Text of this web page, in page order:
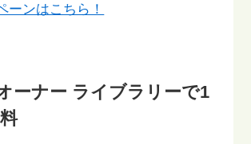
ーンはこちら！
ーナー ライブラリーで1